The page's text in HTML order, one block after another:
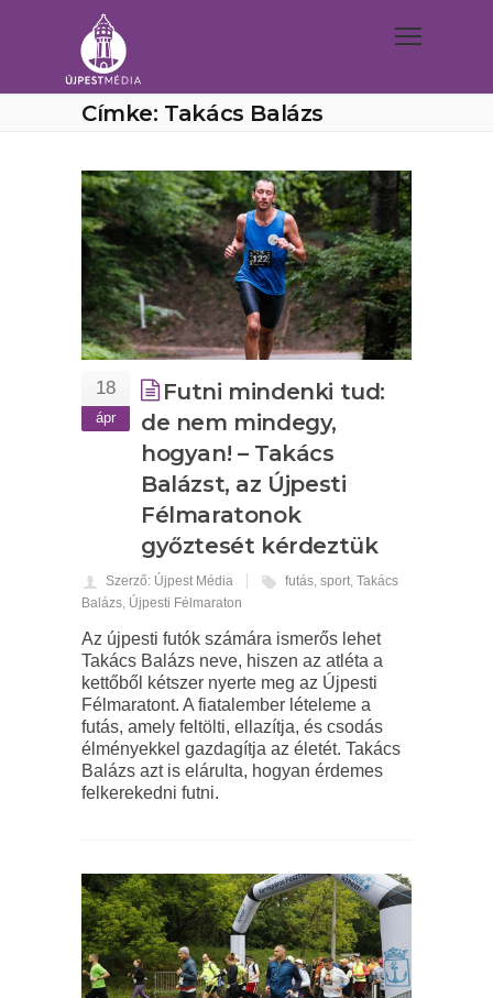
Címke: Takács Balázs
18
ápr
Futni mindenki tud:
de nem mindegy,
hogyan! – Takács
Balázst, az Újpesti
Félmaratonok
győztesét kérdeztük
Szerző: Újpest Média futás, sport, Takács
Balázs, Újpesti Félmaraton
Az újpesti futók számára ismerős lehet
Takács Balázs neve, hiszen az atléta a
kettőből kétszer nyerte meg az Újpesti
Félmaratont. A fiatalember lételeme a
futás, amely feltölti, ellazítja, és csodás
élményekkel gazdagítja az életét. Takács
Balázs azt is elárulta, hogyan érdemes
felkerekedni futni.